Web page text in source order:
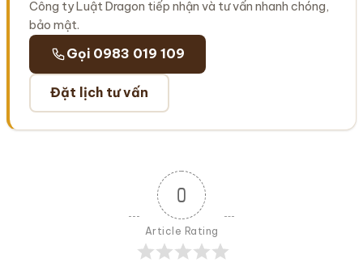
Công ty Luật Dragon tiếp nhận và tư vấn nhanh chóng,
bảo mật.
Gọi 0983 019 109
Đặt lịch tư vấn
0
Article Rating